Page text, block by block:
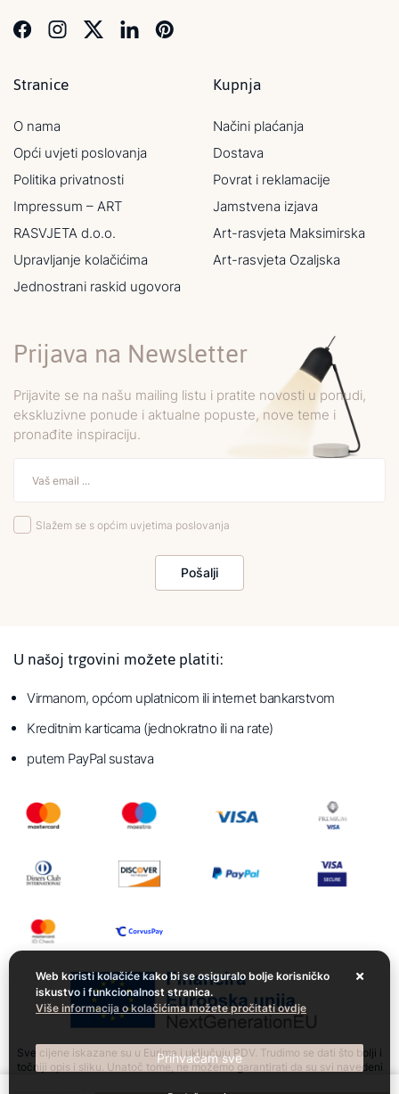
Stranice
O nama
Opći uvjeti poslovanja
Politika privatnosti
Impressum – ART
RASVJETA d.o.o.
Upravljanje kolačićima
Jednostrani raskid ugovora
Kupnja
Načini plaćanja
Dostava
Povrat i reklamacije
Jamstvena izjava
Art-rasvjeta Maksimirska
Art-rasvjeta Ozaljska
Prijava na Newsletter
Prijavite se na našu mailing listu i pratite novosti u ponudi,
ekskluzivne ponude i aktualne popuste, nove teme i
pronađite inspiraciju.
Slažem se s općim uvjetima poslovanja
Pošalji
U našoj trgovini možete platiti:
Virmanom, općom uplatnicom ili internet bankarstvom
Kreditnim karticama (jednokratno ili na rate)
putem PayPal sustava
Sve cijene iskazane su u Eurima i uključuju PDV. Trudimo se dati što bolji i
točniji opis i sliku. Unatoč tome, ne možemo garantirati da su svi navedeni
Web koristi kolačiće kako bi se osiguralo bolje korisničko
iskustvo i funkcionalnost stranica.
Više informacija o kolačićima možete pročitati ovdje
Prihvaćam sve